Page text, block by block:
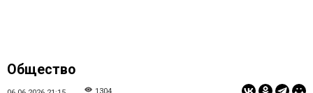
Общество